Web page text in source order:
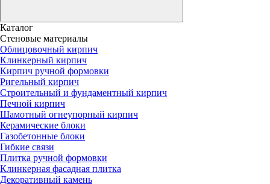
Каталог
Стеновые материалы
Облицовочный кирпич
Клинкерный кирпич
Кирпич ручной формовки
Ригельный кирпич
Строительный и фундаментный кирпич
Печной кирпич
Шамотный огнеупорный кирпич
Керамические блоки
Газобетонные блоки
Гибкие связи
Плитка ручной формовки
Клинкерная фасадная плитка
Декоративный камень